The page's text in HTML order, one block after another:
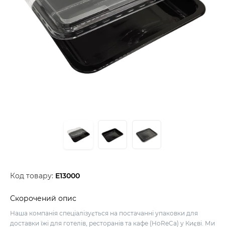
Код товару: E13000
Скорочений опис
Наша компанія спеціалізується на постачанні упаковки для
доставки їжі для готелів, ресторанів та кафе (HoReCa) у Києві. Ми